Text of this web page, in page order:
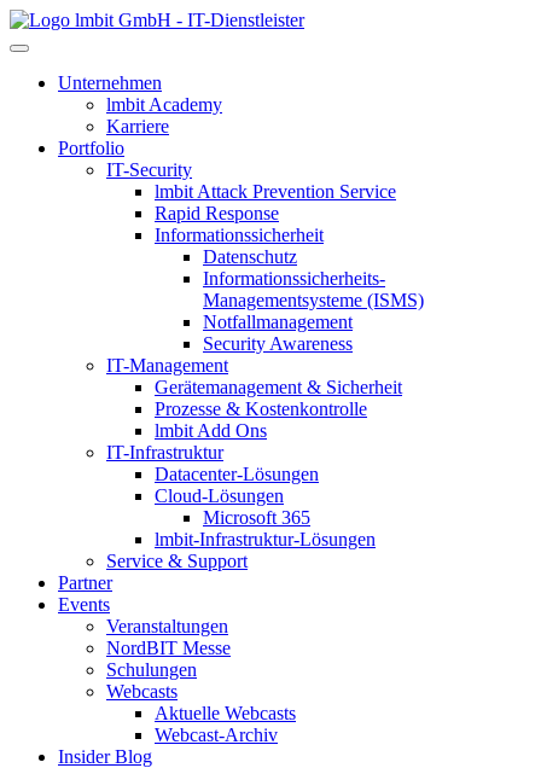
lmbit GmbH - IT-Dienstleister
Unternehmen
lmbit Academy
Karriere
Portfolio
IT-Security
lmbit Attack Prevention Service
Rapid Response
Informationssicherheit
Datenschutz
Informationssicherheits-
Managementsysteme (ISMS)
Notfallmanagement
Security Awareness
IT-Management
Gerätemanagement & Sicherheit
Prozesse & Kostenkontrolle
lmbit Add Ons
IT-Infrastruktur
Datacenter-Lösungen
Cloud-Lösungen
Microsoft 365
lmbit-Infrastruktur-Lösungen
Service & Support
Partner
Events
Veranstaltungen
NordBIT Messe
Schulungen
Webcasts
Aktuelle Webcasts
Webcast-Archiv
Insider Blog